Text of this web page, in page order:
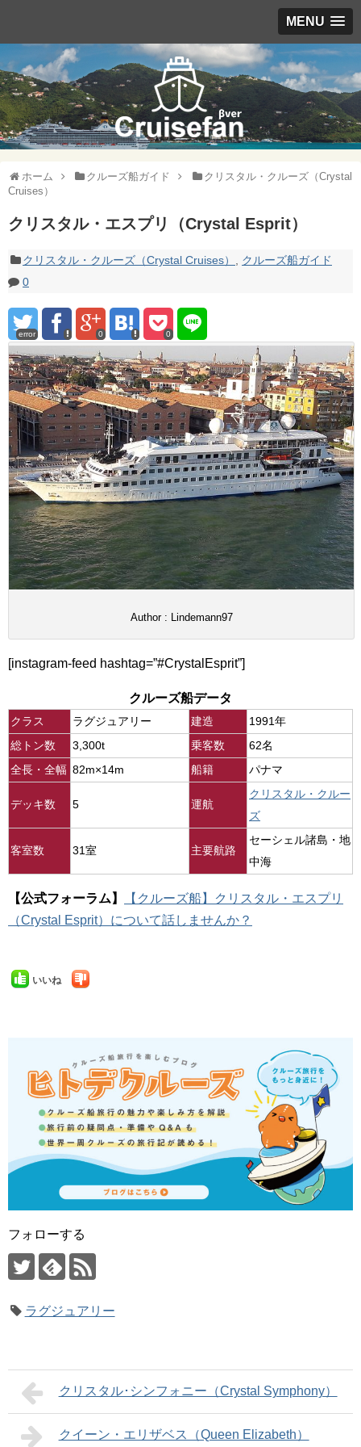
MENU
ホーム クルーズ船ガイド
クリスタル・クルーズ（Crystal
Cruises）
クリスタル・エスプリ（Crystal Esprit）
クリスタル・クルーズ（Crystal Cruises）
クルーズ船ガイド
0
error 0 0
Author : Lindemann97
[instagram-feed hashtag=”#CrystalEsprit”]
クルーズ船データ
クラス ラグジュアリー 建造
1991年
総トン数
3,300t 乗客数
62名
全長・全幅 82m×14m 船籍 パナマ
デッキ数 5 運航
クリスタル・クルー
ズ
客室数 31室 主要航路
セーシェル諸島・地
中海
【公式フォーラム】
【クルーズ船】クリスタル・エスプリ
（Crystal Esprit）について話しませんか？
いいね
フォローする
ラグジュアリー
クリスタル･シンフォニー（Crystal Symphony）
クイーン・エリザベス（Queen Elizabeth）